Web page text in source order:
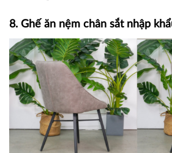
8. Ghế ăn nệm chân sắt nhập